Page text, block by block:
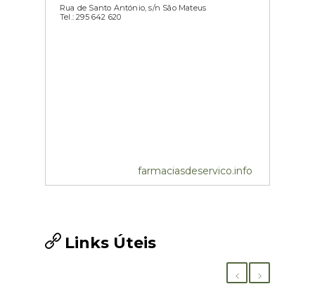
Rua de Santo António, s/n São Mateus
Tel.: 295 642 620
farmaciasdeservico.info
Links Úteis